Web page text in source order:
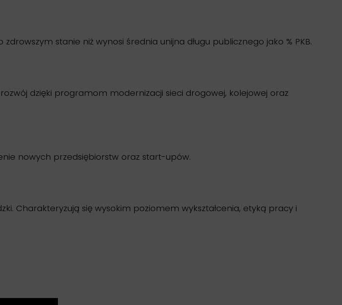
stanie niż wynosi średnia unijna długu publicznego jako % PKB.
dzięki programom modernizacji sieci drogowej, kolejowej oraz
nowych przedsiębiorstw oraz start-upów.
Charakteryzują się wysokim poziomem wykształcenia, etyką pracy i